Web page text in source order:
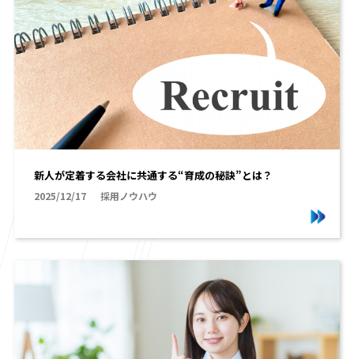
新人が定着する会社に共通する“育成の秘訣”とは？
2025/12/17 採用ノウハウ